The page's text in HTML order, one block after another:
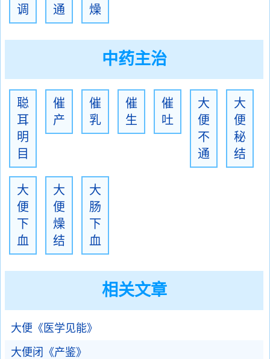
调
通
燥
中药主治
聪
耳
明
目
催
产
催
乳
催
生
催
吐
大
便
不
通
大
便
秘
结
大
便
下
血
大
便
燥
结
大
肠
下
血
相关文章
大便《医学见能》
大便闭《产鉴》